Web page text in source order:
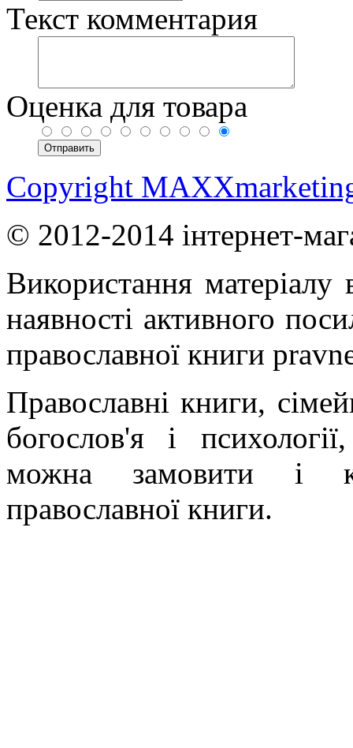
Текст комментария
Оценка для товара
Copyright
© 2012-2014 інтернет-
Використання матеріалу
наявності активного
православної книги
Православні книги,
богослов'я і
можна замовити і
православної книги.